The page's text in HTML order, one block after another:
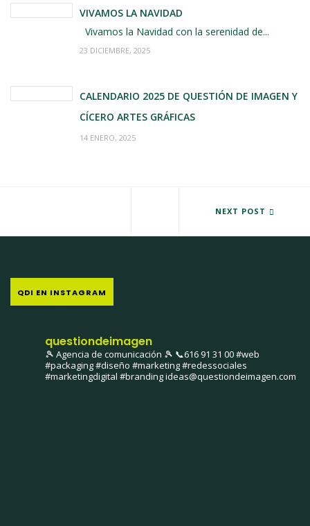
VIVAMOS LA NAVIDAD
Vivamos la Navidad con la serenidad de...
23 DICIEMBRE, 2025
CALENDARIO 2025 DE QUESTIÓN DE IMAGEN Y
CÍCERO ARTES GRÁFICAS
14 ENERO, 2025
NEXT POST
QUESTIÓN DE IMAGEN
QDI EN INSTAGRAM
questiondeimagen
🎾 Agencia de comunicación 🎾 📞616 91 31 00#web
#packaging #diseño #marketing #redessociales
#marketingdigital #brandingideas@questiondeimagen.com